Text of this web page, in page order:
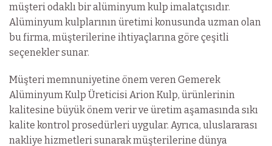
müşteri odaklı bir alüminyum kulp imalatçısıdır.
Alüminyum kulplarının üretimi konusunda uzman olan
bu firma, müşterilerine ihtiyaçlarına göre çeşitli
seçenekler sunar.
Müşteri memnuniyetine önem veren Gemerek
Alüminyum Kulp Üreticisi Arion Kulp, ürünlerinin
kalitesine büyük önem verir ve üretim aşamasında sıkı
kalite kontrol prosedürleri uygular. Ayrıca, uluslararası
nakliye hizmetleri sunarak müşterilerine dünya